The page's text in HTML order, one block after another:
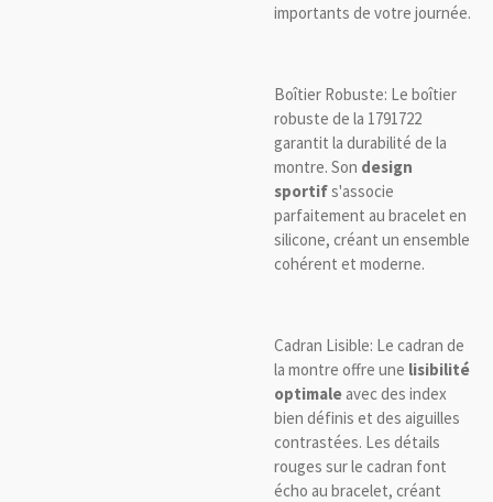
importants de votre journée.
Boîtier Robuste: Le boîtier
robuste de la 1791722
garantit la durabilité de la
montre. Son design
sportifs'associe
parfaitement au bracelet en
silicone, créant un ensemble
cohérent et moderne.
Cadran Lisible: Le cadran de
la montre offre une lisibilité
optimale avec des index
bien définis et des aiguilles
contrastées. Les détails
rouges sur le cadran font
écho au bracelet, créant